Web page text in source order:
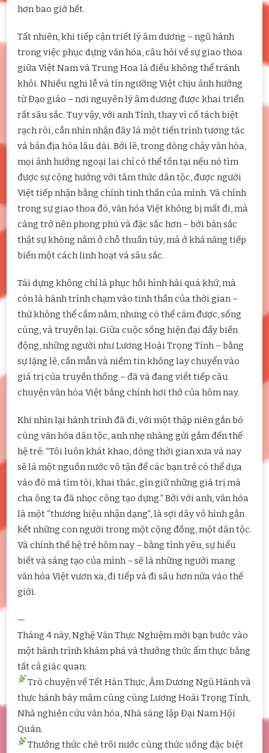
hơn bao giờ hết.
Tất nhiên, khi tiếp cận triết lý âm dương – ngũ hành
trong việc phục dựng văn hóa, câu hỏi về sự giao thoa
giữa Việt Nam và Trung Hoa là điều không thể tránh
khỏi. Nhiều nghi lễ và tín ngưỡng Việt chịu ảnh hưởng
từ Đạo giáo – nơi nguyên lý âm dương được khai triển
rất sâu sắc. Tuy vậy, với anh Tính, thay vì cố tách biệt
rạch ròi, cần nhìn nhận đây là một tiến trình tương tác
và bản địa hóa lâu dài. Bởi lẽ, trong dòng chảy văn hóa,
mọi ảnh hưởng ngoại lai chỉ có thể tồn tại nếu nó tìm
được sự cộng hưởng với tâm thức dân tộc, được người
Việt tiếp nhận bằng chính tinh thần của mình. Và chính
trong sự giao thoa đó, văn hóa Việt không bị mất đi, mà
càng trở nên phong phú và đặc sắc hơn – bởi bản sắc
thật sự không nằm ở chỗ thuần túy, mà ở khả năng tiếp
biến một cách linh hoạt và sâu sắc.
Tái dựng không chỉ là phục hồi hình hài quá khứ, mà
còn là hành trình chạm vào tinh thần của thời gian –
thứ không thể cầm nắm, nhưng có thể cảm được, sống
cùng, và truyền lại. Giữa cuộc sống hiện đại đầy biến
động, những người như Lương Hoài Trọng Tính – bằng
sự lặng lẽ, cần mẫn và niềm tin không lay chuyển vào
giá trị của truyền thống – đã và đang viết tiếp câu
chuyện văn hóa Việt bằng chính hơi thở của hôm nay.
Khi nhìn lại hành trình đã đi, với một thập niên gắn bó
cùng văn hóa dân tộc, anh nhẹ nhàng gửi gắm đến thế
hệ trẻ: “Tôi luôn khát khao, dòng thời gian xưa và nay
sẽ là một nguồn nước vô tận để các bạn trẻ có thể dựa
vào đó mà tìm tòi, khai thác, gìn giữ những giá trị mà
cha ông ta đã nhọc công tạo dựng.” Bởi với anh, văn hóa
là một “thương hiệu nhận dạng”, là sợi dây vô hình gắn
kết những con người trong một cộng đồng, một dân tộc.
Và chính thế hệ trẻ hôm nay – bằng tình yêu, sự hiểu
biết và sáng tạo của mình – sẽ là những người mang
văn hóa Việt vươn xa, đi tiếp và đi sâu hơn nữa vào thế
giới.
—
Tháng 4 này, Nghệ Văn Thực Nghiệm mời bạn bước vào
một hành trình khám phá và thưởng thức ẩm thực bằng
tất cả giác quan:
Trò chuyện về Tết Hàn Thực, Âm Dương Ngũ Hành và
thực hành bày mâm cúng cùng Lương Hoài Trọng Tính,
Nhà nghiên cứu văn hóa, Nhà sáng lập Đại Nam Hội
Quán.
Thưởng thức chè trôi nước cùng thức uống đặc biệt